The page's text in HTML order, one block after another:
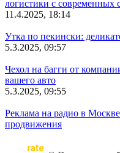
логистики с современных
11.4.2025, 18:14
Утка по пекински:
5.3.2025, 09:57
Чехол на багги от
вашего авто
5.3.2025, 09:55
Реклама на радио в
продвижения